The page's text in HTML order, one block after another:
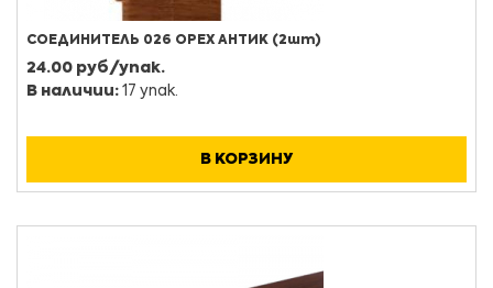
СОЕДИНИТЕЛЬ 026 ОРЕХ АНТИК (2шт)
24.00 руб/упак.
В наличии: 17 упак.
В КОРЗИНУ